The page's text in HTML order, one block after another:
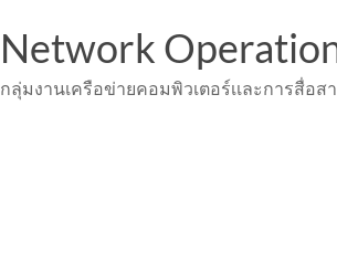
Network
กลุ่มงานเครือข่ายคอมพิวเตอร์เเละการสื่อส